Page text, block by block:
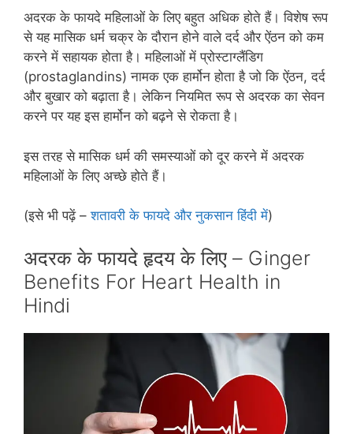
अदरक के फायदे महिलाओं के लिए बहुत अधिक होते हैं। विशेष रूप
से यह मासिक धर्म चक्र के दौरान होने वाले दर्द और ऐंठन को कम
करने में सहायक होता है। महिलाओं में प्रोस्‍टाग्‍लैंडिग
(prostaglandins) नामक एक हार्मोन होता है जो कि ऐंठन, दर्द
और बुखार को बढ़ाता है। लेकिन नियमित रूप से अदरक का सेवन
करने पर यह इस हार्मोन को बढ़ने से रोकता है।
इस तरह से मासिक धर्म की समस्‍याओं को दूर करने में अदरक
महिलाओं के लिए अच्‍छे होते हैं।
(इसे भी पढ़ें –शतावरी के फायदे और नुकसान हिंदी में)
अदरक के फायदे हृदय के लिए – Ginger
Benefits For Heart Health in
Hindi